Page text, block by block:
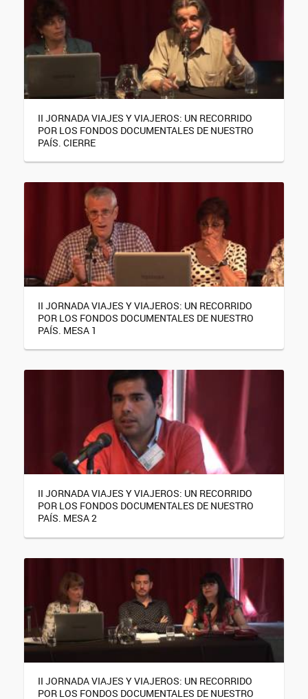
II JORNADA VIAJES Y VIAJEROS: UN RECORRIDO
POR LOS FONDOS DOCUMENTALES DE NUESTRO
PAÍS. CIERRE
II JORNADA VIAJES Y VIAJEROS: UN RECORRIDO
POR LOS FONDOS DOCUMENTALES DE NUESTRO
PAÍS. MESA 1
II JORNADA VIAJES Y VIAJEROS: UN RECORRIDO
POR LOS FONDOS DOCUMENTALES DE NUESTRO
PAÍS. MESA 2
II JORNADA VIAJES Y VIAJEROS: UN RECORRIDO
POR LOS FONDOS DOCUMENTALES DE NUESTRO